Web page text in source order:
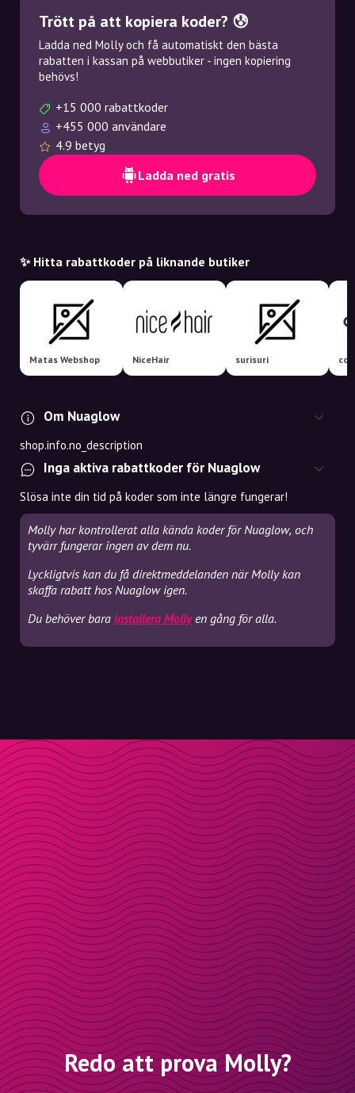
Trött på att kopiera koder? 😰
Ladda ned Molly och få automatiskt den bästa
rabatten i kassan på webbutiker - ingen kopiering
behövs!
+15 000 rabattkoder
+455 000 användare
4.9 betyg
Ladda ned gratis
✨ Hitta rabattkoder på liknande butiker
Matas Webshop NiceHair surisuri
Om Nuaglow
shop.info.no_description
Inga aktiva rabattkoder för Nuaglow
Slösa inte din tid på koder som inte längre fungerar!
Molly har kontrollerat alla kända koder för Nuaglow, och
tyvärr fungerar ingen av dem nu.
Lyckligtvis kan du få direktmeddelanden när Molly kan
skaffa rabatt hos Nuaglow igen.
Du behöver bara installera Mollyen gång för alla.
Redo att prova Molly?